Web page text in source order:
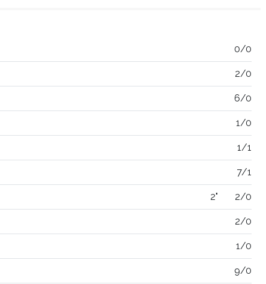
0/0
2/0
6/0
1/0
1/1
7/1
2" 2/0
2/0
1/0
9/0